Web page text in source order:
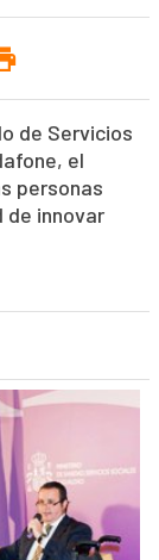
de Servicios
el
personas
de innovar